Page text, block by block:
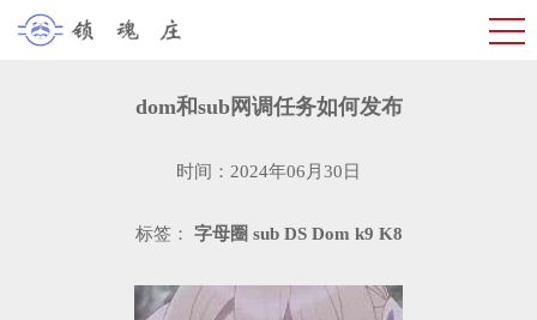
dom和sub网调任务如何发布
时间：2024年06月30日
标签： 字母圈 sub DS Dom k9 K8